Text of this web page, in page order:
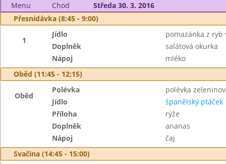
Menu
Chod
Středa 30. 3. 2016
Přesnídávka (8:45 - 9:00)
1
Jídlo
pomazánka z ryb
Doplněk
salátová okurka
Nápoj
mléko
Oběd (11:45 - 12:15)
Oběd
Polévka
polévka
Jídlo
španělský ptáček
Příloha
rýže
Doplněk
ananas
Nápoj
čaj
Svačina (14:45 - 15:00)